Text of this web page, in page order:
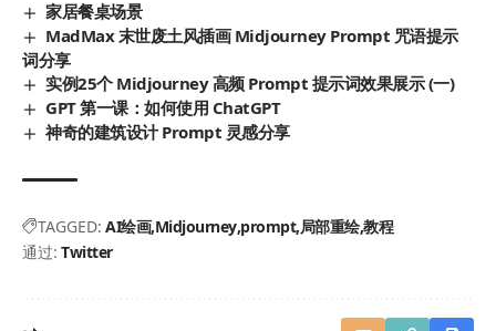
家居餐桌场景
MadMax 末世废土风插画 Midjourney Prompt 咒语提示
词分享
实例25个 Midjourney 高频 Prompt 提示词效果展示 (一)
GPT 第一课：如何使用 ChatGPT
神奇的建筑设计 Prompt 灵感分享
TAGGED: AI绘画 Midjourney prompt 局部重绘教程
通过: Twitter